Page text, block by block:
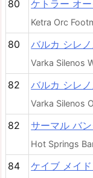
80 ケトラー オ
Ketra Orc
80 バルカ シレ
Varka Silenos
82 バルカ シレ
Varka Silenos
82 サーマル バ
Hot Springs
84 ケイブ メイ